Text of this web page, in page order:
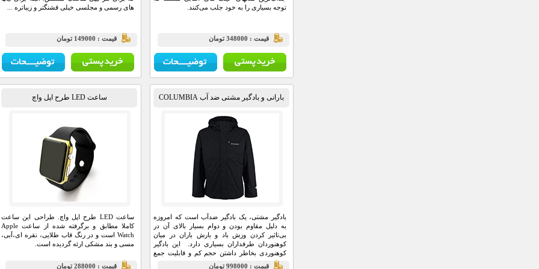
توجه بسیاری را به خود جلب می‌کنند.
قيمت : 348000 تومان
های رسمی و مجلسی خیلی قشنگتر و زیباتره ...
قيمت : 149000 تومان
بارانی و بادگیر مشتی ضد آب COLUMBIA
بادگیر مشتی، یک بادگیر ضدآب است که امروزه
به دلیل مقاوم بودن و دوام بسیار بالای آن در
بی‌تاثیر کردن وزش باد و بارش باران در میان
کوهنوردان طرفداران بسیاری دارد. این بادگیر
کوهنوردی بخاطر داشتن حجم کم و قابلیت جمع
شدن در کاور حمل بسیار کوچک به بادگیر مشتی
قيمت : 998000 تومان
ساعت LED طرح اپل واچ
ساعت LED طرح اپل واچ. طراحی این ساعت
کاملا مطابق و برگرفته شده از ساعت Apple
Watch است و در رنگ قاب طلایی، نقره ای،آبی،
مسی و بند مشکی ارئه گردیده است.
قيمت : 288000 تومان